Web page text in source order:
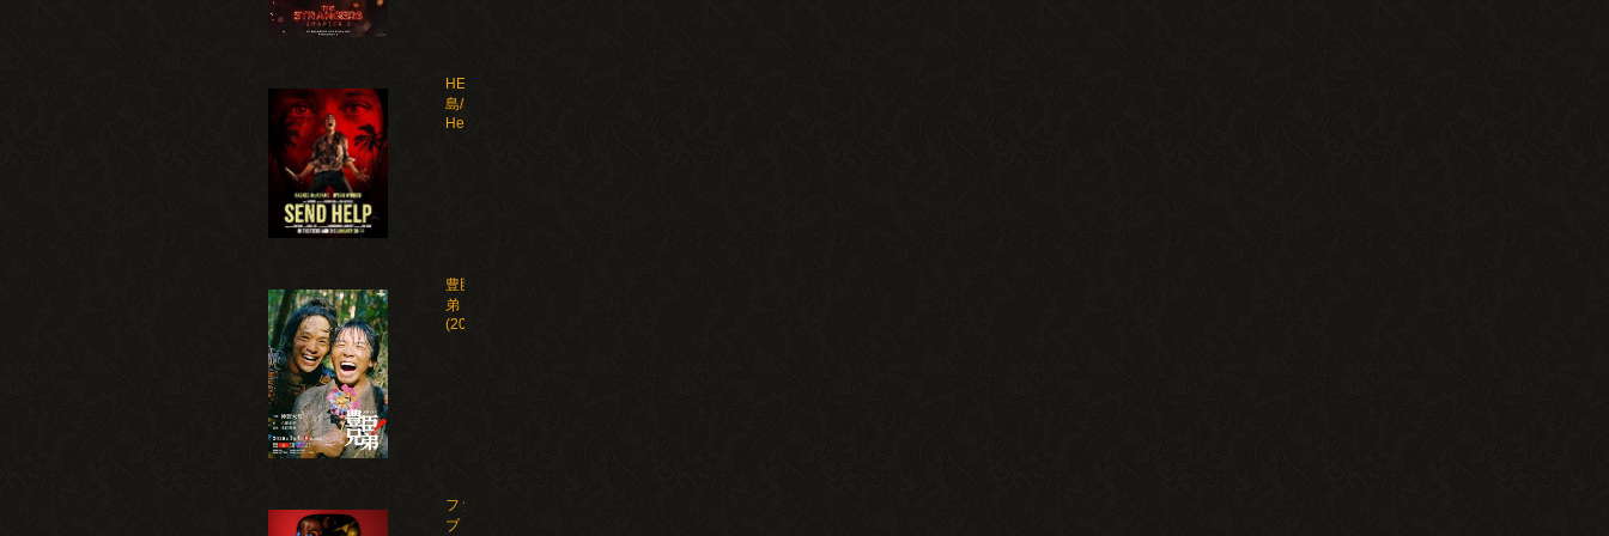
HELP 復讐
島/Send
Help(2026)
豊臣兄
弟！
(2026)
ファイ
ブ・ナ